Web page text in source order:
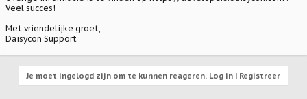
Veel succes!
Met vriendelijke groet,
Daisycon Support
Je moet ingelogd zijn om te kunnen reageren. Log in | Registreer